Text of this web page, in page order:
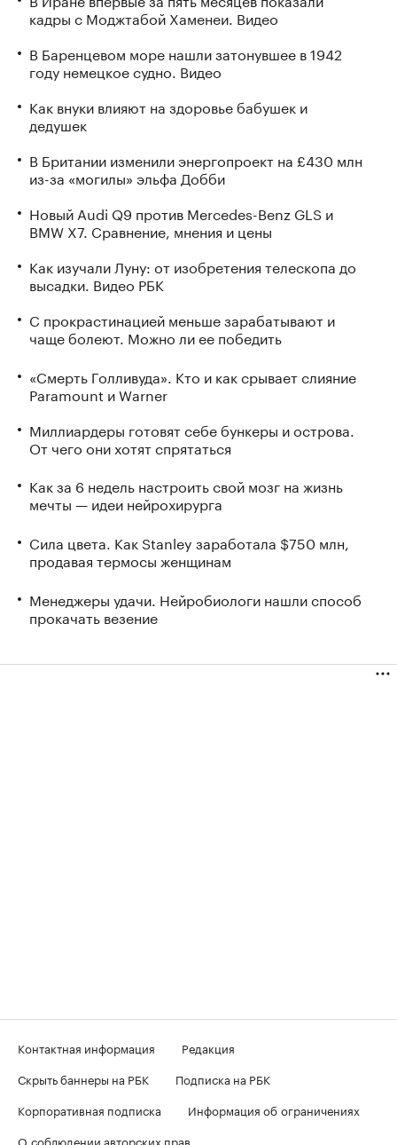
кадры с Моджтабой Хаменеи. Видео
В Баренцевом море нашли затонувшее в 1942
году немецкое судно. Видео
Как внуки влияют на здоровье бабушек и
дедушек
В Британии изменили энергопроект на £430 млн
из-за «могилы» эльфа Добби
Новый Audi Q9 против Mercedes-Benz GLS и
BMW X7. Сравнение, мнения и цены
Как изучали Луну: от изобретения телескопа до
высадки. Видео РБК
С прокрастинацией меньше зарабатывают и
чаще болеют. Можно ли ее победить
«Смерть Голливуда». Кто и как срывает слияние
Paramount и Warner
Миллиардеры готовят себе бункеры и острова.
От чего они хотят спрятаться
Как за 6 недель настроить свой мозг на жизнь
мечты — идеи нейрохирурга
Сила цвета. Как Stanley заработала $750 млн,
продавая термосы женщинам
Менеджеры удачи. Нейробиологи нашли способ
прокачать везение
Контактная информация
Редакция
Скрыть баннеры на РБК
Подписка на РБК
Корпоративная подписка
Информация об ограничениях
О соблюдении авторских прав